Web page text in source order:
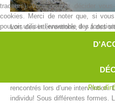
Histoire de l'association
Lors des interventions, il y a des
Les limites peuvent être de nature
On ne peut pas attendre d’un
rencontrés lors d’une
individu! Sous différentes formes.
traceurs). Vous pouvez décider
cookies. Merci de noter que, si
pouvoir utiliser l’ensemble des
Plus